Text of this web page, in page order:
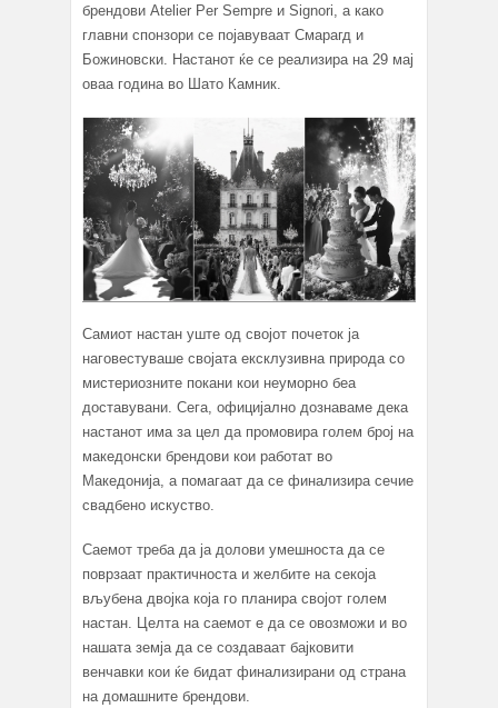
брендови Atelier Per Sempre и Signori, а како
главни спонзори се појавуваат Смарагд и
Божиновски. Настанот ќе се реализира на 29 мај
оваа година во Шато Камник.
Самиот настан уште од својот почеток ја
наговестуваше својата ексклузивна природа со
мистериозните покани кои неуморно беа
доставувани. Сега, официјално дознаваме дека
настанот има за цел да промовира голем број на
македонски брендови кои работат во
Македонија, а помагаат да се финализира сечие
свадбено искуство.
Саемот треба да ја долови умешноста да се
поврзаат практичноста и желбите на секоја
вљубена двојка која го планира својот голем
настан. Целта на саемот е да се овозможи и во
нашата земја да се создаваат бајковити
венчавки кои ќе бидат финализирани од страна
на домашните брендови.